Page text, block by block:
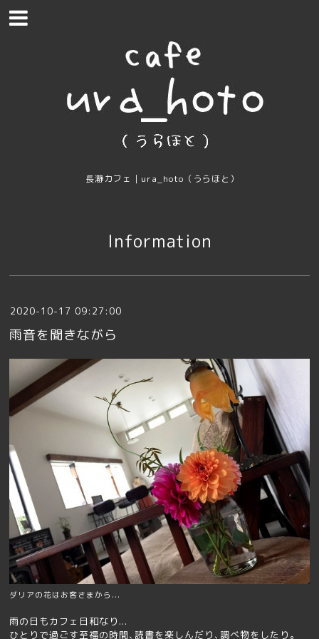
長瀞カフェ｜ura_hoto（うらほと）
Information
2020-10-17 09:27:00
雨音を聞きながら
ダリアの花はお客さまから...
雨の日もカフェ日和なり...
ひとりで過ごす至福の時間､読書を楽しんだり､調べ物をしたり｡